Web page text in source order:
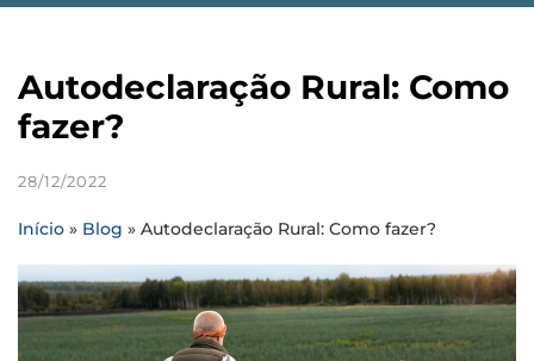
Autodeclaração Rural: Como
fazer?
28/12/2022
Início » Blog » Autodeclaração Rural: Como fazer?